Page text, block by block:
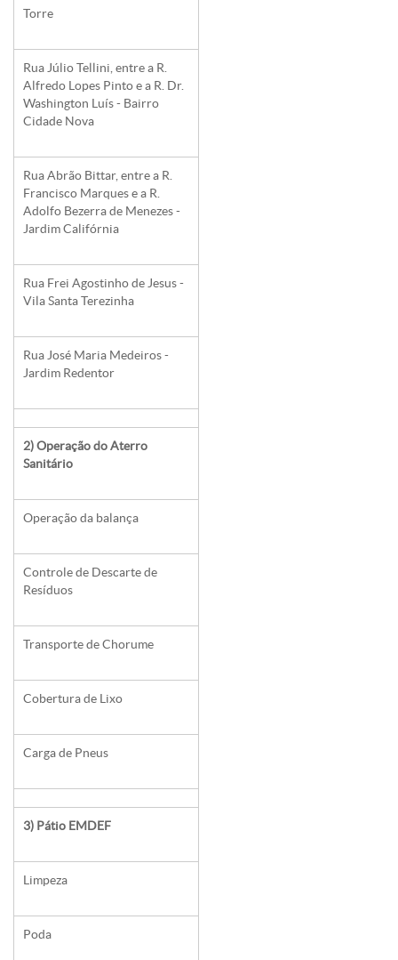
Torre
Rua Júlio Tellini, entre a R.
Alfredo Lopes Pinto e a R. Dr.
Washington Luís - Bairro
Cidade Nova
Rua Abrão Bittar, entre a R.
Francisco Marques e a R.
Adolfo Bezerra de Menezes -
Jardim Califórnia
Rua Frei Agostinho de Jesus -
Vila Santa Terezinha
Rua José Maria Medeiros -
Jardim Redentor
2) Operação do Aterro
Sanitário
Operação da balança
Controle de Descarte de
Resíduos
Transporte de Chorume
Cobertura de Lixo
Carga de Pneus
3) Pátio EMDEF
Limpeza
Poda